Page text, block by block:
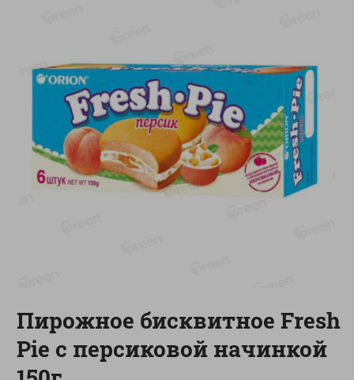
Яйца перепелиные
копченые Молодецкие
Местное известное 20 шт
упак Солигорска п/ф
20шт в уп
Конфеты фруктово-
ягодные Местное
известное яблоко-тыква
Хоба
60г
Каталог товаров
Специально для вас
Пирожное бисквитное Fresh
Pie с персиковой начинкой